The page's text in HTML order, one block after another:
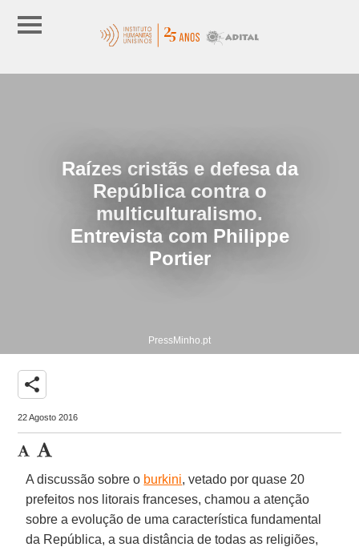
Raízes cristãs e defesa da
República contra o
multiculturalismo.
Entrevista com Philippe
Portier
PressMinho.pt
share
22 Agosto 2016
A discussão sobre o burkini, vetado por quase 20
prefeitos nos litorais franceses, chamou a atenção
sobre a evolução de uma característica fundamental
da República, a sua distância de todas as religiões,